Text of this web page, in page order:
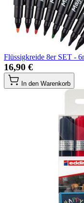
Flüssigkreide 8er SET -
16,90 €
In den Warenkorb